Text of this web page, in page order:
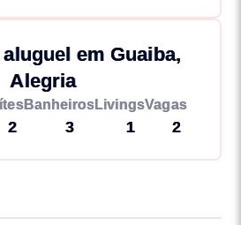
em Guaiba,
Alegria
2
Banheiros
3
Livings
1
Vagas
2